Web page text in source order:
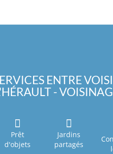
ENTRE
-
Prêt
d'objets
Jardins
partagés